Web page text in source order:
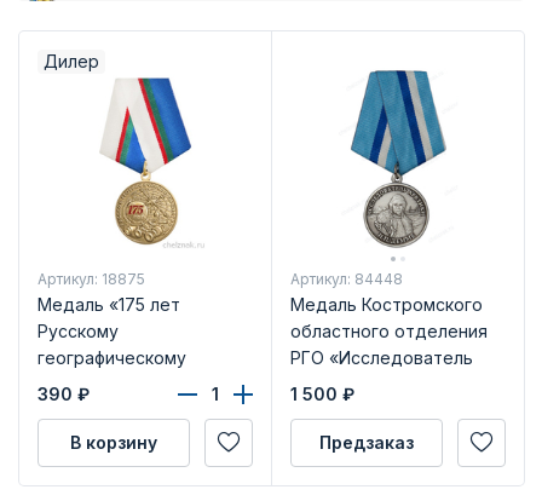
Дилер
Артикул: 18875
Медаль «175 лет
Русскому
географическому
обществу РГО» с
бланком удостоверения
390 ₽
В корзину
Артикул: 84448
Медаль Костромского
областного отделения
РГО «Исследователь
Арктики Н.П. Демме»
1 500 ₽
Предзаказ